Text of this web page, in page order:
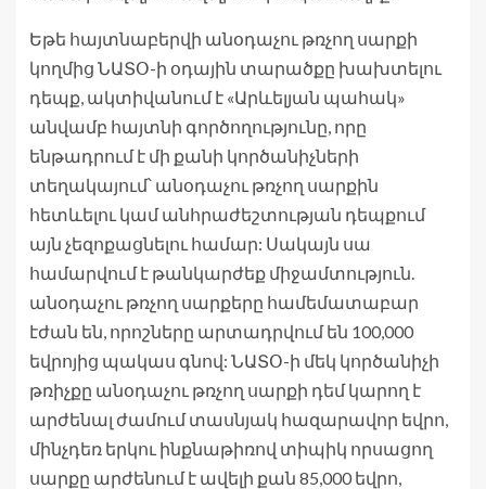
Եթե ​​հայտնաբերվի անօդաչու թռչող սարքի
կողմից ՆԱՏՕ-ի օդային տարածքը խախտելու
դեպք, ակտիվանում է «Արևելյան պահակ»
անվամբ հայտնի գործողությունը, որը
ենթադրում է մի քանի կործանիչների
տեղակայում՝ անօդաչու թռչող սարքին
հետևելու կամ անհրաժեշտության դեպքում
այն ​​չեզոքացնելու համար: Սակայն սա
համարվում է թանկարժեք միջամտություն.
անօդաչու թռչող սարքերը համեմատաբար
էժան են, որոշները արտադրվում են 100,000
եվրոյից պակաս գնով: ՆԱՏՕ-ի մեկ կործանիչի
թռիչքը անօդաչու թռչող սարքի դեմ կարող է
արժենալ ժամում տասնյակ հազարավոր եվրո,
մինչդեռ երկու ինքնաթիռով տիպիկ որսացող
սարքը արժենում է ավելի քան 85,000 եվրո,